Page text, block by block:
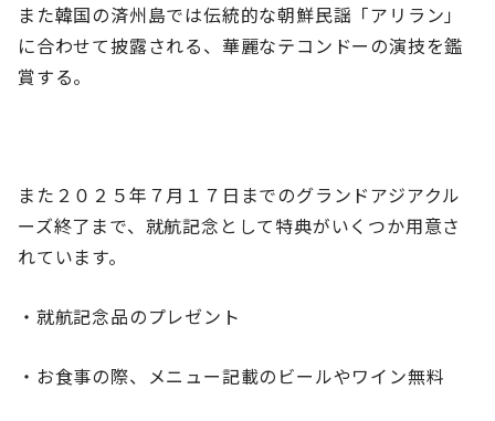
また韓国の済州島では伝統的な朝鮮民謡「アリラン」
に合わせて披露される、華麗なテコンドーの演技を鑑
賞する。
また２０２５年７月１７日までのグランドアジアクル
ーズ終了まで、就航記念として特典がいくつか用意さ
れています。
・就航記念品のプレゼント
・お食事の際、メニュー記載のビールやワイン無料